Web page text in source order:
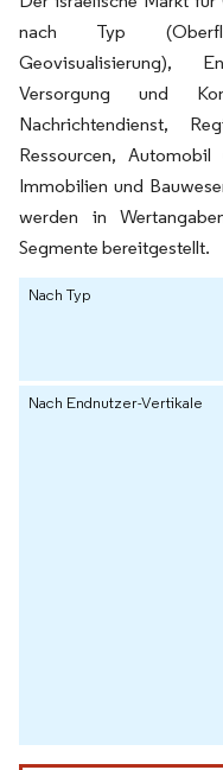
nach Typ
Geovisualisierung),
Versorgung und
Nachrichtendienst,
Ressourcen, Automobil
Immobilien und
werden in
Segmente bereitgestellt.
Nach Typ
Nach Endnutzer-Vertikale